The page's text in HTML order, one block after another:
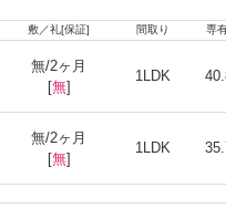
敷／礼[保証] 間取り 専
無/2ヶ月
[無]
1LDK
無/2ヶ月
[無]
1LDK